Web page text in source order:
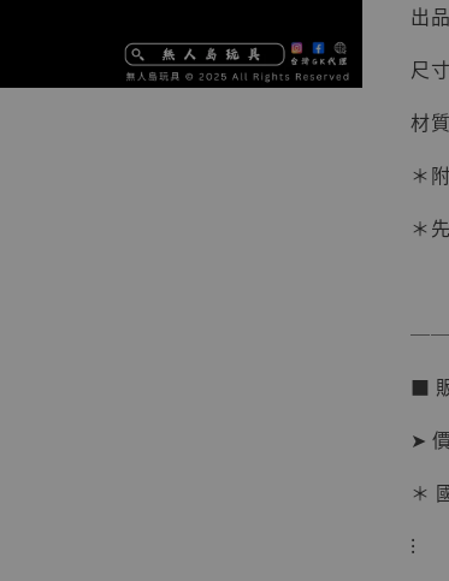
出
尺
材
＊
＊
■
➤
＊
⁝